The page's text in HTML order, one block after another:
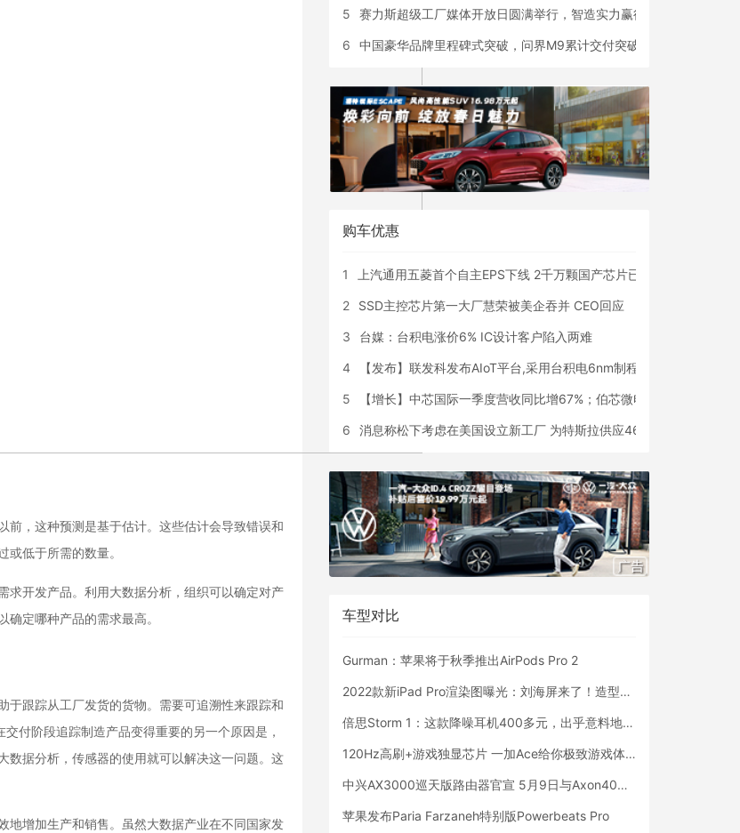
前，这种预测是基于估计。这些估计会导致错误和
低于所需的数量。
求开发产品。利用大数据分析，组织可以确定对产
定哪种产品的需求最高。
于跟踪从工厂发货的货物。需要可追溯性来跟踪和
付阶段追踪制造产品变得重要的另一个原因是，
数据分析，传感器的使用就可以解决这一问题。这
地增加生产和销售。虽然大数据产业在不同国家发
5 赛力斯超级工厂媒体开放日圆满举行，智造实力赢得广泛好评
6 中国豪华品牌里程碑式突破，问界M9累计交付突破25万辆
购车优惠
1 上汽通用五菱首个自主EPS下线 2千万颗国产芯片已上车
2 SSD主控芯片第一大厂慧荣被美企吞并 CEO回应
3 台媒：台积电涨价6% IC设计客户陷入两难
4 【发布】联发科发布AIoT平台,采用台积电6nm制程；高通推出下一
5 【增长】中芯国际一季度营收同比增67%；伯芯微电子封装项目建
6 消息称松下考虑在美国设立新工厂 为特斯拉供应4680电池
车型对比
Gurman：苹果将于秋季推出AirPods Pro 2
2022款新iPad Pro渲染图曝光：刘海屏来了！造型感人
倍思Storm 1：这款降噪耳机400多元，出乎意料地好用
120Hz高刷+游戏独显芯片 一加Ace给你极致游戏体验！
中兴AX3000巡天版路由器官宣 5月9日与Axon40齐亮相
苹果发布Paria Farzaneh特别版Powerbeats Pro